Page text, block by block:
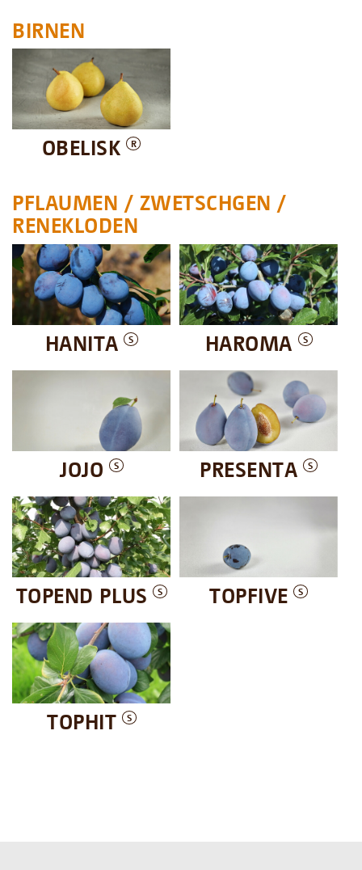
BIRNEN
OBELISK R
PFLAUMEN / ZWETSCHGEN /
RENEKLODEN
HANITA S HAROMA S
JOJO S PRESENTA S
TOPEND PLUS S TOPFIVE S
TOPHIT S